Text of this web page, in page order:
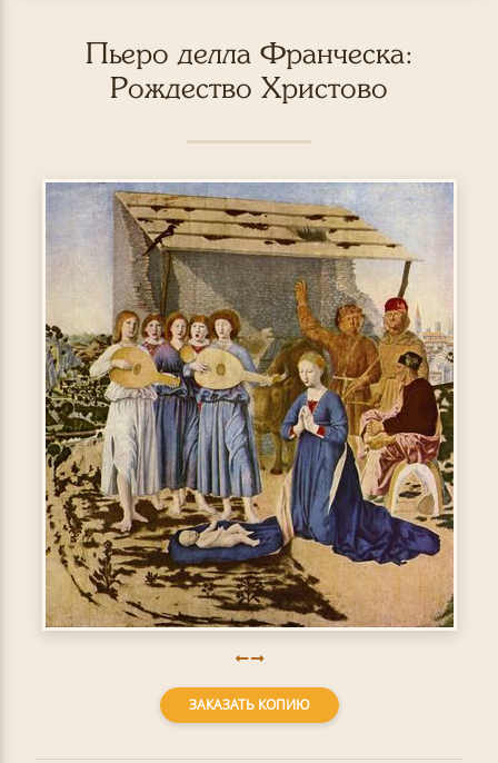
Пьеро делла Франческа:
Рождество Христово
ЗАКАЗАТЬ КОПИЮ